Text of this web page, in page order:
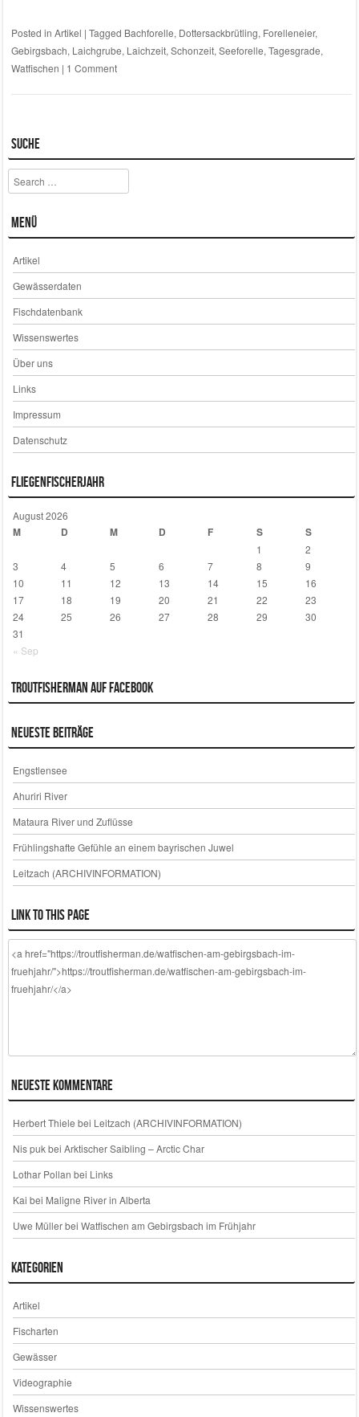
Posted in Artikel | Tagged Bachforelle, Dottersackbrütling, Forelleneier,
Gebirgsbach, Laichgrube, Laichzeit, Schonzeit, Seeforelle, Tagesgrade,
Watfischen | 1 Comment
Suche
Search
Menü
Artikel
Gewässerdaten
Fischdatenbank
Wissenswertes
Über uns
Links
Impressum
Datenschutz
Fliegenfischerjahr
August 2026
M D M D F S S
« Sep
1
2
3
4 5 6 7 8
9
10
11 12 13 14 15
16
17
18 19 20 21 22
23
24
25 26 27 28 29
30
31
Troutfisherman auf Facebook
Neueste Beiträge
Engstlensee
Ahuriri River
Mataura River und Zuflüsse
Frühlingshafte Gefühle an einem bayrischen Juwel
Leitzach (ARCHIVINFORMATION)
Link to this page
Neueste Kommentare
Herbert Thiele bei Leitzach (ARCHIVINFORMATION)
Nis pukbei Arktischer Saibling – Arctic Char
Lothar Pollan bei Links
Kai bei Maligne River in Alberta
Uwe Müllerbei Watfischen am Gebirgsbach im Frühjahr
Kategorien
Artikel
Fischarten
Gewässer
Videographie
Wissenswertes